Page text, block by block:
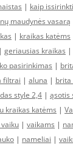
| kaip
maudynės vasarą
| kraikas katėms
| geriausias kraikas |
pasirinkimas |
filtrai | aluna | brita
style 2,4 | ąsotis
kraikas katėms |
| vaikams |
| nameliai |